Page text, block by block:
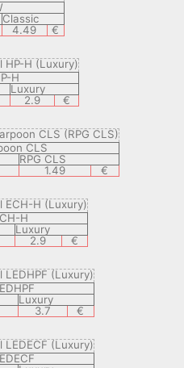
Classic
4.49 €
H
Luxury
2.9 €
CLS
RPG CLS
1.49 €
H
Luxury
2.9 €
Luxury
3.7 €